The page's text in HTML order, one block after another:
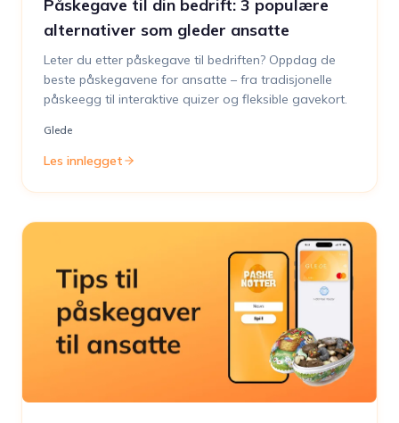
Påskegave til din bedrift: 3 populære
alternativer som gleder ansatte
Leter du etter påskegave til bedriften? Oppdag de
beste påskegavene for ansatte – fra tradisjonelle
påskeegg til interaktive quizer og fleksible gavekort.
Glede
Les innlegget